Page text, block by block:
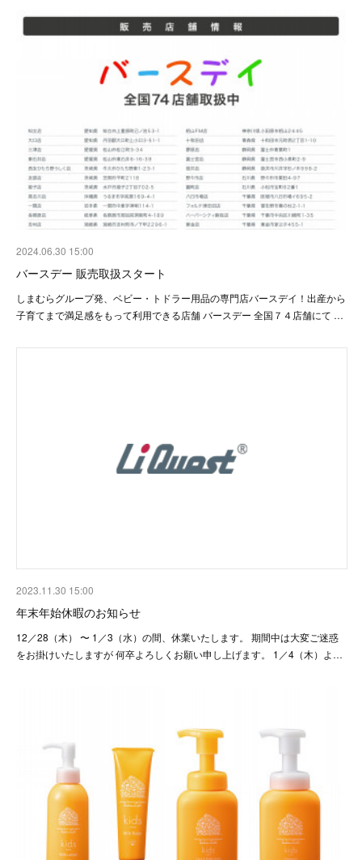
2024.06.30 15:00
バースデー 販売取扱スタート
しまむらグループ発、ベビー・トドラー用品の専門店バースデイ！出産から
子育てまで満足感をもって利用できる店舗 バースデー 全国７４店舗にて …
2023.11.30 15:00
年末年始休暇のお知らせ
12／28（木） 〜 1／3（水）の間、休業いたします。 期間中は大変ご迷惑
をお掛けいたしますが 何卒よろしくお願い申し上げます。 1／4（木）よ…